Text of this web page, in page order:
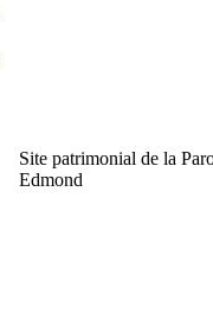
Site patrimonial de la
Edmond